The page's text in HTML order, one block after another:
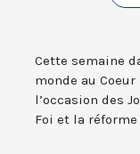
Cette semaine
monde au
l’occasion des
Foi et la